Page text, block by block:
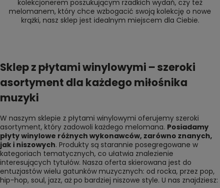
kolekcjonerem poszukującym rzadkich wydań, czy też
melomanem, który chce wzbogacić swoją kolekcję o nowe
krążki, nasz sklep jest idealnym miejscem dla Ciebie.
Sklep z płytami winylowymi – szeroki
asortyment dla każdego miłośnika
muzyki
W naszym sklepie z płytami winylowymi oferujemy szeroki
asortyment, który zadowoli każdego melomana. Posiadamy
płyty winylowe różnych wykonawców, zarówno znanych,
jak i niszowych. Produkty są starannie posegregowane w
kategoriach tematycznych, co ułatwia znalezienie
interesujących tytułów. Nasza oferta skierowana jest do
entuzjastów wielu gatunków muzycznych: od rocka, przez pop,
hip-hop, soul, jazz, aż po bardziej niszowe style. U nas znajdziesz: